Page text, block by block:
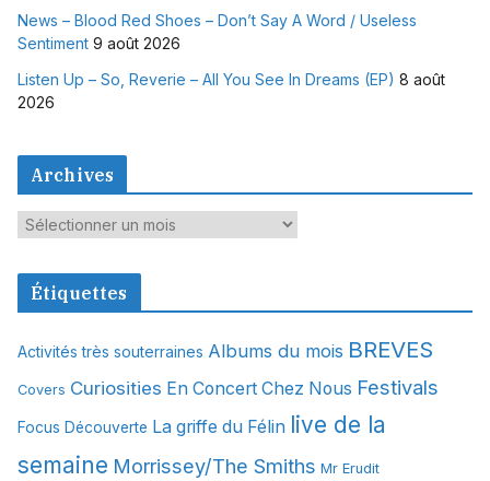
News – Blood Red Shoes – Don’t Say A Word / Useless
Sentiment 9 août 2026
Listen Up – So, Reverie – All You See In Dreams (EP) 8 août
2026
Archives
A
c
v
e
Étiquettes
Activités très souterraines Albums du mois BREVES
Covers Curiosities En Concert Chez Nous Festivals
Focus Découverte La griffe du Félin live de la
semaine Morrissey/The Smiths Mr Erudit